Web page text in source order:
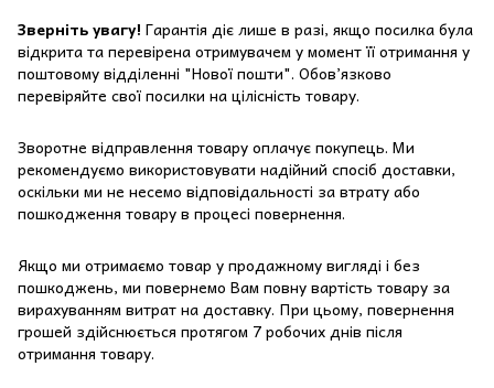
Зверніть увагу! Гарантія діє лише в разі, якщо посилка була
відкрита та перевірена отримувачем у момент її отримання у
поштовому відділенні "Нової пошти". Обов’язково
перевіряйте свої посилки на цілісність товару.
Зворотне відправлення товару оплачує покупець. Ми
рекомендуємо використовувати надійний спосіб доставки,
оскільки ми не несемо відповідальності за втрату або
пошкодження товару в процесі повернення.
Якщо ми отримаємо товар у продажному вигляді і без
пошкоджень, ми повернемо Вам повну вартість товару за
вирахуванням витрат на доставку. При цьому, повернення
грошей здійснюється протягом 7 робочих днів після
отримання товару.